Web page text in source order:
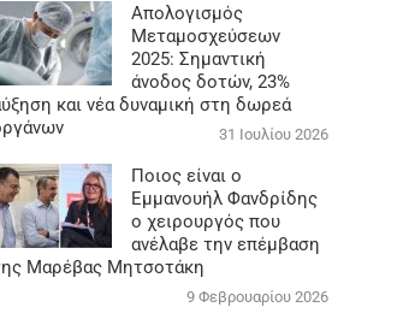
Απολογισμός
Μεταμοσχεύσεων
2025: Σημαντική
άνοδος δοτών, 23%
και νέα δυναμική στη δωρεά
31 Ιουλίου 2026
Ποιος είναι ο
Εμμανουήλ Φανδρίδης
ο χειρουργός που
ανέλαβε την επέμβαση
Μαρέβας Μητσοτάκη
9 Φεβρουαρίου 2026